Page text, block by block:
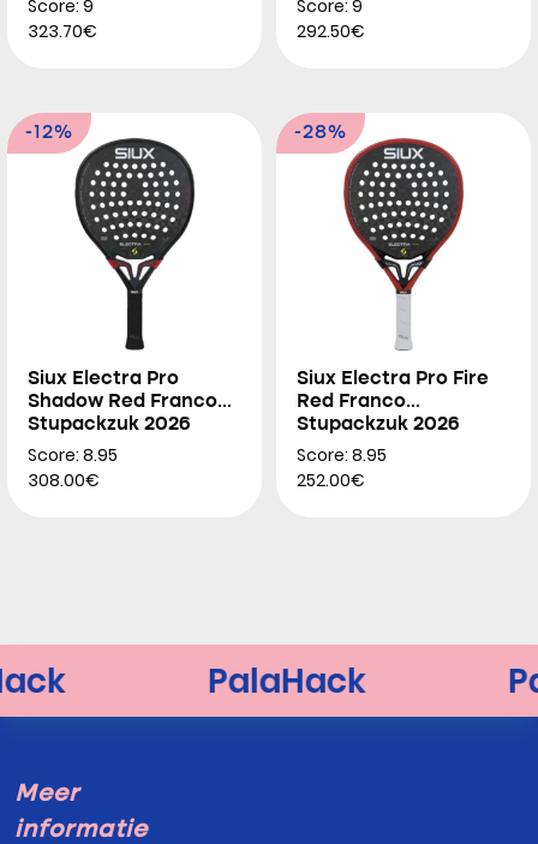
Score: 9
323.70€
Score: 9
292.50€
-12%
Siux Electra Pro
Shadow Red Franco
Stupackzuk 2026
Score: 8.95
308.00€
-28%
Siux Electra Pro Fire
Red Franco
Stupackzuk 2026
Score: 8.95
252.00€
Meer
informatie